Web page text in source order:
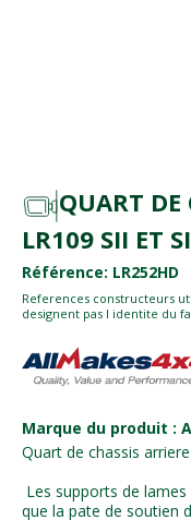
QUART DE
LR109 SII ET
Référence: LR252HD
References constructeurs
designent pas l identite du
Marque du produit :
Quart de chassis
Les supports de
que la pate de soutien